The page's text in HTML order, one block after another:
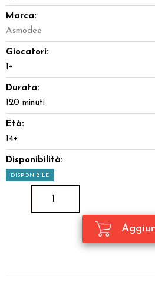
Marca:
Asmodee
Giocatori:
1+
Durata:
120 minuti
Età:
14+
Disponibilità:
DISPONIBILE